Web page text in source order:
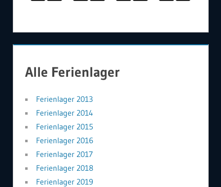
Alle Ferienlager
Ferienlager 2013
Ferienlager 2014
Ferienlager 2015
Ferienlager 2016
Ferienlager 2017
Ferienlager 2018
Ferienlager 2019